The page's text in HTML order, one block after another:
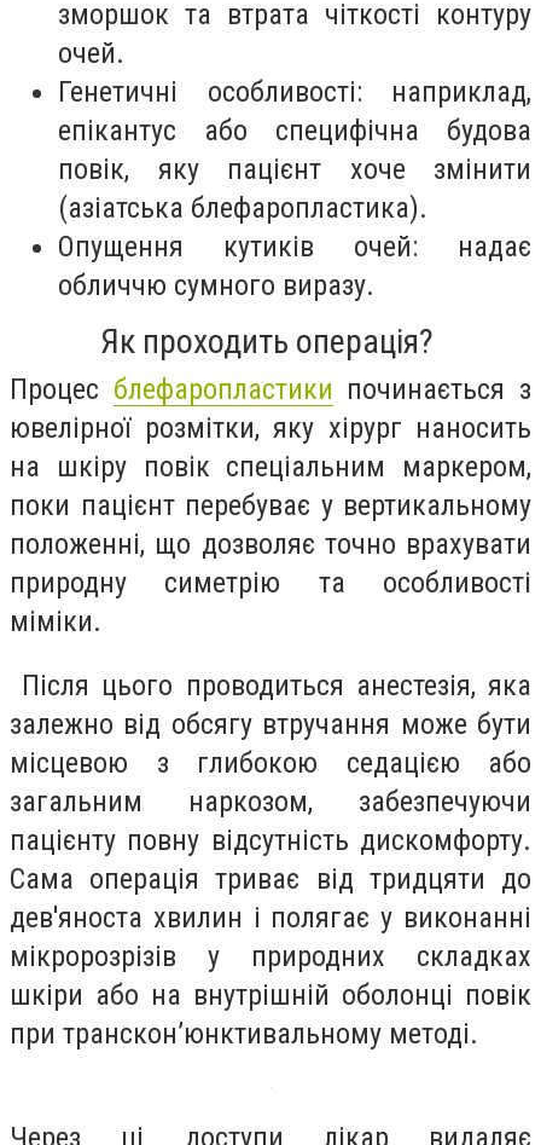
зморшок та втрата чіткості контуру
очей.
Генетичні особливості: наприклад,
епікантус або специфічна будова
повік, яку пацієнт хоче змінити
(азіатська блефаропластика).
Опущення кутиків очей: надає
обличчю сумного виразу.
Як проходить операція?
Процес блефаропластики починається з
ювелірної розмітки, яку хірург наносить
на шкіру повік спеціальним маркером,
поки пацієнт перебуває у вертикальному
положенні, що дозволяє точно врахувати
природну симетрію та особливості
міміки.
Після цього проводиться анестезія, яка
залежно від обсягу втручання може бути
місцевою з глибокою седацією або
загальним наркозом, забезпечуючи
пацієнту повну відсутність дискомфорту.
Сама операція триває від тридцяти до
дев'яноста хвилин і полягає у виконанні
мікророзрізів у природних складках
шкіри або на внутрішній оболонці повік
при транскон’юнктивальному методі.
Через ці доступи лікар видаляє